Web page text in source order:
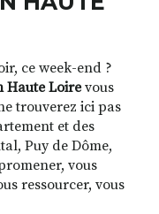
YOUTUBE
ce week-end ?
Haute Loirevous
trouverez ici pas
et des
Puy de Dôme,
vous
ressourcer, vous